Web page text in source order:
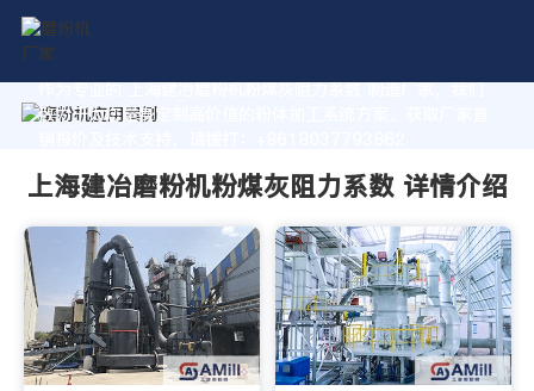
作为专业的 上海建冶磨粉机粉煤灰阻力系数 制造厂家，我们
致力于为您量身定制高价值的粉体加工系统方案。获取厂家直
上海建冶磨粉机粉煤灰阻力系数 详情介绍